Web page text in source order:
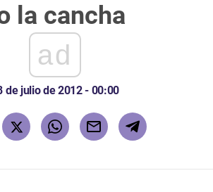
la cancha
ad
de julio de 2012 - 00:00